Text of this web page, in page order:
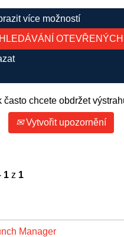
více možností
často chcete obdržet
Vytvořit upozornění
1 z 1
Manager